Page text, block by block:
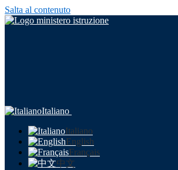
Salta al contenuto
Italiano
Italiano
English
Français
中文